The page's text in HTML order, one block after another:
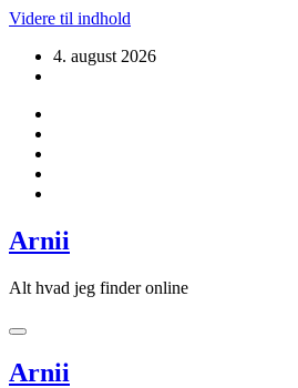
Videre til indhold
4. august 2026
Arnii
Alt hvad jeg finder online
Arnii